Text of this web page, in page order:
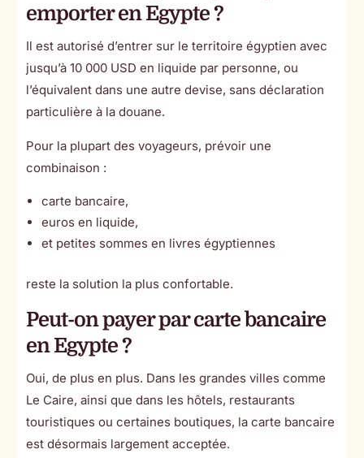
emporter en Egypte ?
Il est autorisé d’entrer sur le territoire égyptien avec
jusqu’à 10 000 USD en liquide par personne, ou
l’équivalent dans une autre devise, sans déclaration
particulière à la douane.
Pour la plupart des voyageurs, prévoir une
combinaison :
carte bancaire,
euros en liquide,
et petites sommes en livres égyptiennes
reste la solution la plus confortable.
Peut-on payer par carte bancaire
en Egypte ?
Oui, de plus en plus. Dans les grandes villes comme
Le Caire, ainsi que dans les hôtels, restaurants
touristiques ou certaines boutiques, la carte bancaire
est désormais largement acceptée.